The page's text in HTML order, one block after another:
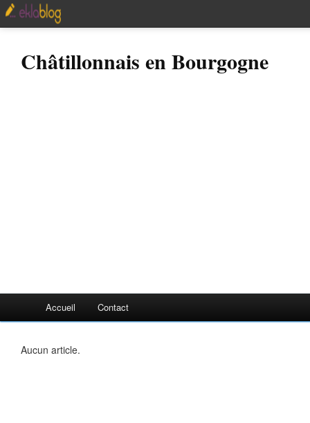
Châtillonnais en Bourgogne
Accueil Contact
Aucun article.